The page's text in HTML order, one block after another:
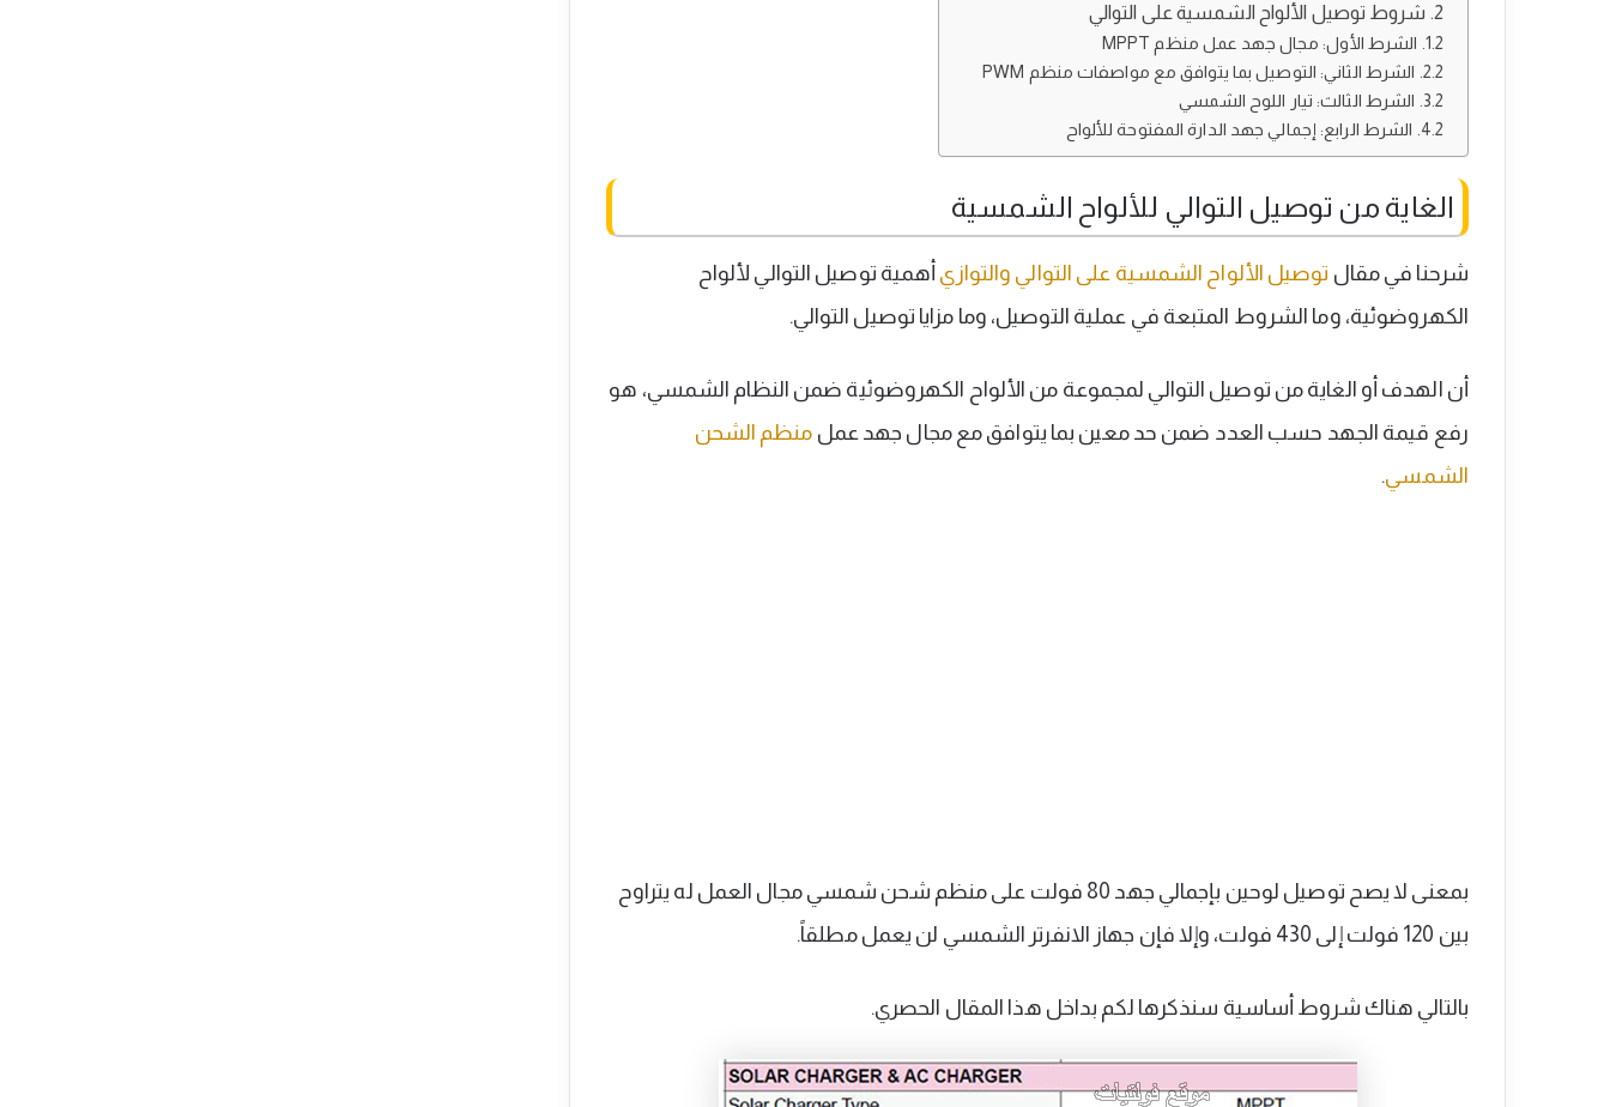
شروط توصيل الألواح الشمسية على التوالي
الشرط الأول: مجال جهد عمل منظم MPPT
الشرط الثاني: التوصيل بما يتوافق مع مواصفات منظم PWM
الشرط الثالث: تيار اللوح الشمسي
الشرط الرابع: إجمالي جهد الدارة المفتوحة للألواح
الغاية من توصيل التوالي للألواح الشمسية
شرحنا في مقال توصيل الألواح الشمسية على التوالي والتوازي أهمية توصيل التوالي لألواح
الكهروضوئية، وما الشروط المتبعة في عملية التوصيل، وما مزايا توصيل التوالي.
أن الهدف أو الغاية من توصيل التوالي لمجموعة من الألواح الكهروضوئية ضمن النظام الشمسي، هو
رفع قيمة الجهد حسب العدد ضمن حد معين بما يتوافق مع مجال جهد عمل منظم الشحن
الشمسي.
بمعنى لا يصح توصيل لوحين بإجمالي جهد 80 فولت على منظم شحن شمسي مجال العمل له يتراوح
بين 120 فولت إلى 430 فولت، وإلا فإن جهاز الانفرتر الشمسي لن يعمل مطلقاً.
بالتالي هناك شروط أساسية سنذكرها لكم بداخل هذا المقال الحصري.